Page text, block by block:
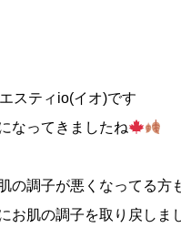
スティio(イオ)です
なってきましたね
調子が悪くなってる方
お肌の調子を取り戻しま